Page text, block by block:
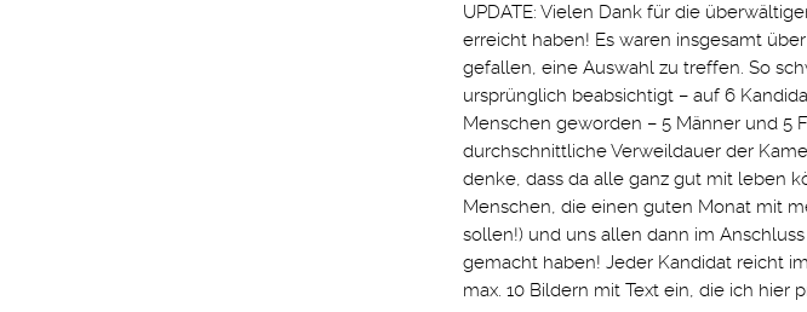
UPDATE: Vielen Dank für die
erreicht haben! Es waren insgesamt
gefallen, eine Auswahl zu treffen. So
ursprünglich beabsichtigt – auf 6
Menschen geworden – 5 Männer und 5
durchschnittliche Verweildauer der
denke, dass da alle ganz gut mit leben
Menschen, die einen guten Monat mit
sollen!) und uns allen dann im
gemacht haben! Jeder Kandidat reicht
max. 10 Bildern mit Text ein, die ich hier